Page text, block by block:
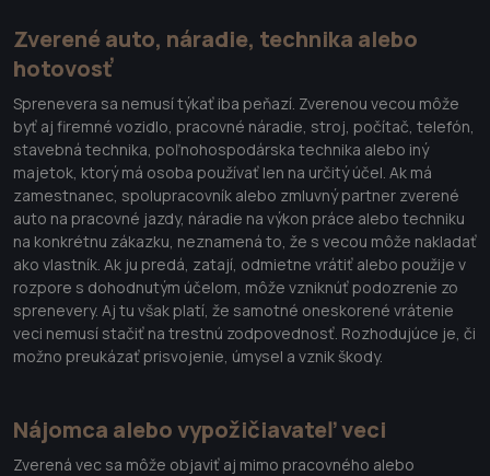
Zverené auto, náradie, technika alebo
hotovosť
Sprenevera sa nemusí týkať iba peňazí. Zverenou vecou môže
byť aj firemné vozidlo, pracovné náradie, stroj, počítač, telefón,
stavebná technika, poľnohospodárska technika alebo iný
majetok, ktorý má osoba používať len na určitý účel. Ak má
zamestnanec, spolupracovník alebo zmluvný partner zverené
auto na pracovné jazdy, náradie na výkon práce alebo techniku
na konkrétnu zákazku, neznamená to, že s vecou môže nakladať
ako vlastník. Ak ju predá, zatají, odmietne vrátiť alebo použije v
rozpore s dohodnutým účelom, môže vzniknúť podozrenie zo
sprenevery. Aj tu však platí, že samotné oneskorené vrátenie
veci nemusí stačiť na trestnú zodpovednosť. Rozhodujúce je, či
možno preukázať prisvojenie, úmysel a vznik škody.
Nájomca alebo vypožičiavateľ veci
Zverená vec sa môže objaviť aj mimo pracovného alebo